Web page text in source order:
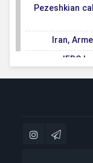
Pezeshkian
Iran,
IFRC